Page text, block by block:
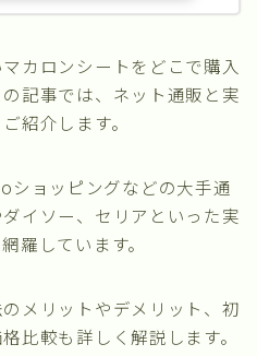
カロンシートをどこで購入
記事では、ネット通販と実
紹介します。
ショッピングなどの大手通
イソー、セリアといった実
羅しています。
メリットやデメリット、初
比較も詳しく解説します。